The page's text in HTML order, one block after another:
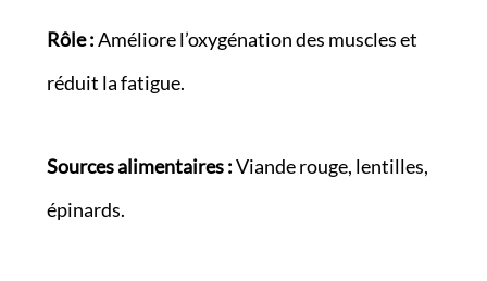
Rôle :Améliore l’oxygénation des muscles et
réduit la fatigue.
Sources alimentaires :Viande rouge, lentilles,
épinards.